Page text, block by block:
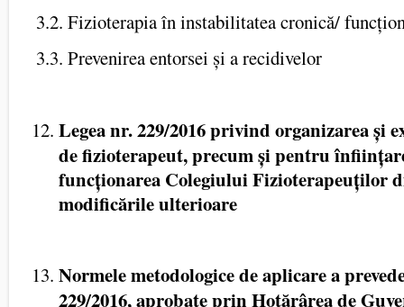
3.2. Fizioterapia în instabilitatea cronică/
3.3. Prevenirea entorsei și a recidivelor
Legea nr. 229/2016 privind organizarea și
de fizioterapeut, precum și pentru
funcționarea Colegiului Fizioterapeuților
modificările ulterioare
Normele metodologice de aplicare a
229/2016, aprobate prin Hotărârea de